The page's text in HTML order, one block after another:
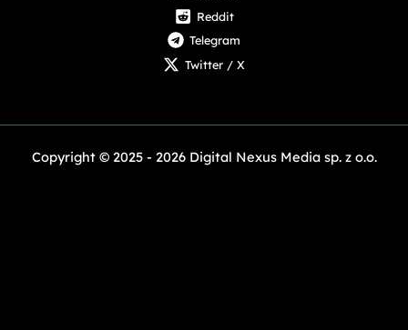
Telegram
Twitter / X